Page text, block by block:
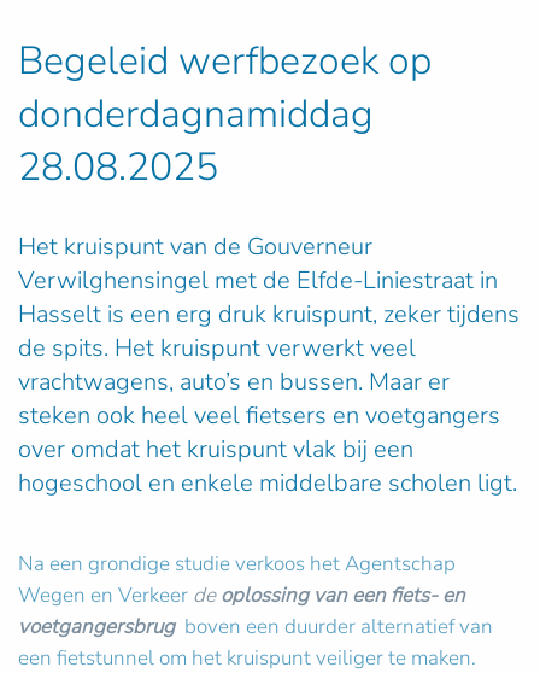
Begeleid werfbezoek op
donderdagnamiddag
28.08.2025
Het kruispunt van de Gouverneur
Verwilghensingel met de Elfde-Liniestraat in
Hasselt is een erg druk kruispunt, zeker tijdens
de spits. Het kruispunt verwerkt veel
vrachtwagens, auto’s en bussen. Maar er
steken ook heel veel fietsers en voetgangers
over omdat het kruispunt vlak bij een
hogeschool en enkele middelbare scholen ligt.
Na een grondige studie verkoos het Agentschap
Wegen en Verkeer deoplossing van een fiets- en
voetgangersbrugboven een duurder alternatief van
een fietstunnel om het kruispunt veiliger te maken.